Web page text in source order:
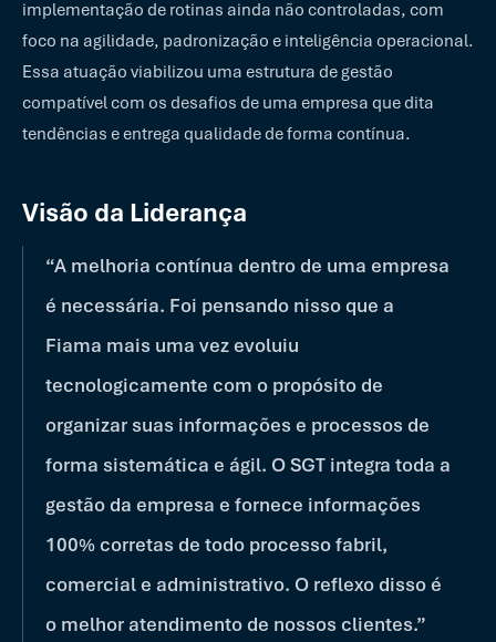
implementação de rotinas ainda não controladas, com
foco na agilidade, padronização e inteligência operacional.
Essa atuação viabilizou uma estrutura de gestão
compatível com os desafios de uma empresa que dita
tendências e entrega qualidade de forma contínua.
Visão da Liderança
“A melhoria contínua dentro de uma empresa
é necessária. Foi pensando nisso que a
Fiama mais uma vez evoluiu
tecnologicamente com o propósito de
organizar suas informações e processos de
forma sistemática e ágil. O SGT integra toda a
gestão da empresa e fornece informações
100% corretas de todo processo fabril,
comercial e administrativo. O reflexo disso é
o melhor atendimento de nossos clientes.”